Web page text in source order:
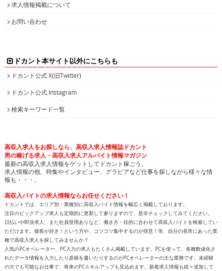
求人情報掲載について
お問い合わせ
ドカント本サイト以外にこちらも
ドカント公式 X(旧Twitter)
ドカント公式 Instagram
検索キーワード一覧
高収入求人をお探しなら、高収入求人情報誌ドカント
男の稼げる求人・高収入求人アルバイト情報マガジン
最新の高収入求人情報をゲットしてドカント稼ごう。
求人情報の他、特集やインタビュー、グラビアなど仕事を探しながら様々な情
報も・・・。
高収入バイトの求人情報ならお任せください！
ドカントでは、エリア別・業種別に高収入バイト情報を幅広く掲載しております。
注目のピックアップ求人も定期的に更新して参りますので、是非チェックしてみてください。
日払いや即決求人、また社員登用ありなど、働き方・目的に合わせて高収入バイトを検索してい
ただけます。接客が好き！という方や、コツコツ集中するのが得意！等、自分の長所にあった業
種で高収入求人を探してみませんか？
人気のPCオペレーター、PC入力の求人もたくさん掲載しています。PCを使って、各種数値化さ
れたデータ情報を入力したり原稿を書いたりするのがPCオペレーターの主な業務です。未経験
の方でも可能なお仕事で、将来のPCスキルアップも見込めます。新着求人情報も続々追加して